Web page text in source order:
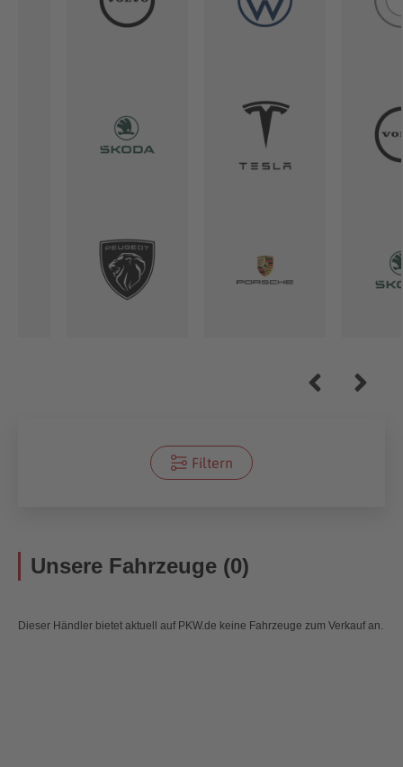
Filtern
Unsere Fahrzeuge (0)
Dieser Händler bietet aktuell auf PKW.de keine Fahrzeuge zum Verkauf an.